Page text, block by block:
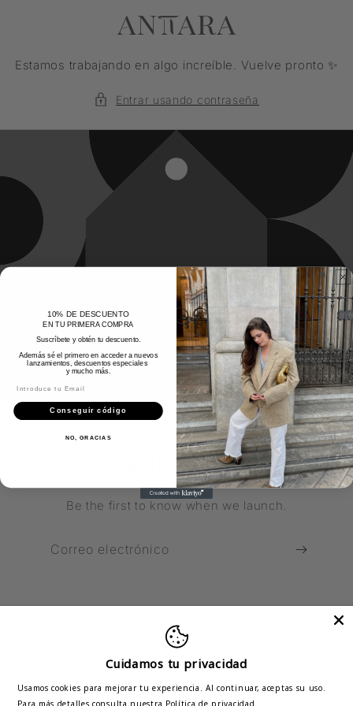
Estamos trabajando en algo increíble. Vuelve pronto ✨
Entrar usando contraseña
Opening soon
Be the first to know when we launch.
Correo electrónico
PinterestInstagram
Cuidamos tu privacidad
Usamos cookies para mejorar tu experiencia. Al continuar, aceptas su uso.
Para más detalles consulta nuestra Política de privacidad
10% DE DESCUENTO
EN TU PRIMERA COMPRA
Suscríbete y obtén tu descuento.
Además sé el primero en acceder a nuevos
lanzamientos, descuentos especiales
y mucho más.
Conseguir código
NO, GRACIAS